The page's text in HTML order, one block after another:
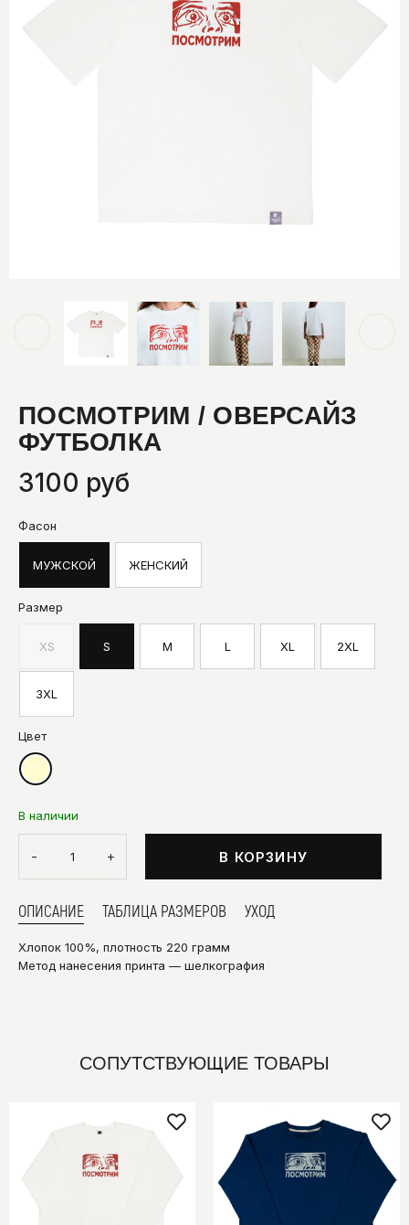
ПОСМОТРИМ / ОВЕРСАЙЗ
ФУТБОЛКА
3100 руб
Фасон
МУЖСКОЙ ЖЕНСКИЙ
Размер
XS S M L XL 2XL
3XL
Цвет
В наличии
- + В КОРЗИНУ
ОПИСАНИЕ
Хлопок 100%, плотность 220 грамм
Метод нанесения принта — шелкография
ТАБЛИЦА РАЗМЕРОВ УХОД
СОПУТСТВУЮЩИЕ ТОВАРЫ